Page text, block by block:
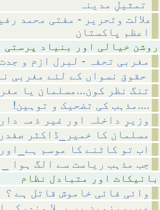
علالت وتحریر - مفتی محمد
اعظم پاکستان
مغربی تحفہ - لبرل ازم و
تنگ نظر کون...مسلمان یا
!مذہب کی تضحیک و توہین....
وزیرِ داخلہ اور غیر ذمہ
مسلمان کا خمیر_ڈاکٹر
اب تو کاٹنے کا موسم
جب مذہب ریاست سے الگ ہوا
وائی فائی خاموش قاتل ہے ؟
عرب سرزمین پر پہلا مندرکی